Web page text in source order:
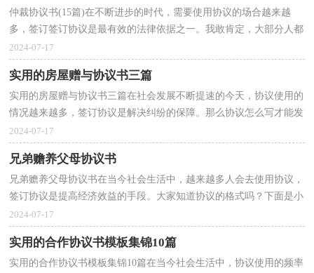
仲裁协议书(15篇)在不断进步的时代，需要使用协议的场合越来越
多，签订签订协议是最有效的法律依据之一。我敢肯定，大部分人都
对拟定协议很是头疼的，以下是小编精心整理的仲裁协议...
2024-07-17
实用的房屋赠与协议书三篇
实用的房屋赠与协议书三篇在社会发展不断提速的今天，协议使用的
情况越来越多，签订协议是解决纠纷的保障。那么协议怎么写才能发
挥它最大的作用呢？下面是小编整理的房屋赠与协议...
2024-07-17
兄弟赡养父母协议书
兄弟赡养父母协议书在当今社会生活中，越来越多人会去使用协议，
签订协议是提高经济效益的手段。大家知道协议的格式吗？下面是小
编帮大家整理的兄弟赡养父母协议书，希望对大家有所...
2024-07-17
实用的合作协议书模板集锦10篇
实用的合作协议书模板集锦10篇在当今社会生活中，协议使用的频率